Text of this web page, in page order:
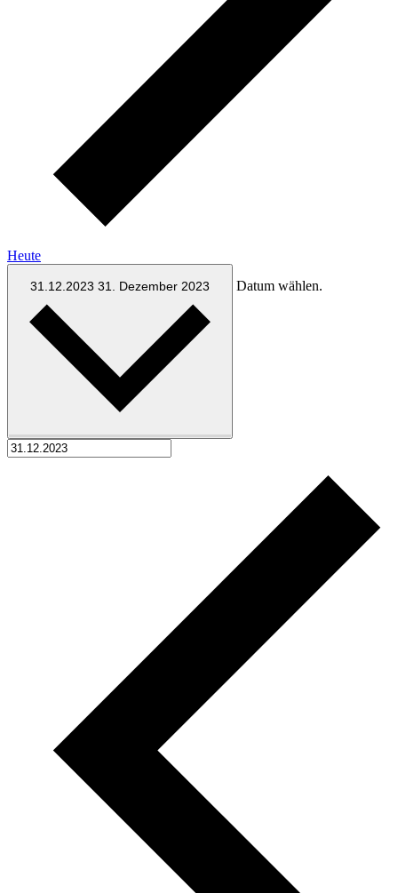
Heute
31.12.2023 31. Dezember 2023 Datum wählen.